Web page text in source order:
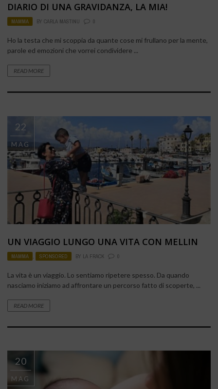
DIARIO DI UNA GRAVIDANZA, LA MIA!
MAMMA BY CARLA MASTINU 0
Ho la testa che mi scoppia da quante cose mi frullano per la mente,
parole ed emozioni che vorrei condividere ...
READ MORE
22
MAG
UN VIAGGIO LUNGO UNA VITA CON MELLIN
MAMMA SPONSORED BY LA FRACK 0
La vita è un viaggio. Lo sentiamo ripetere spesso. Da quando
nasciamo iniziamo ad affrontare un percorso fatto di scoperte, ...
READ MORE
20
MAG